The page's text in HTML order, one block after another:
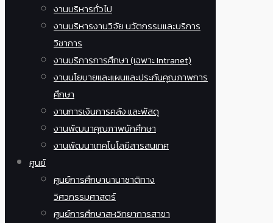
งานบริหารทั่วไป
งานบริหารงานวิจัย นวัตกรรมและบริการ
วิชาการ
งานบริการการศึกษา (เฉพาะ Intranet)
งานนโยบายและแผนและประกันคุณภาพการ
ศึกษา
งานการเงินการคลัง และพัสดุ
งานพัฒนาคุณภาพนักศึกษา
งานพัฒนาเทคโนโลยีสารสนเทศ
ศูนย์
ศูนย์การศึกษานานาชาติทาง
วิศวกรรมศาสตร์
ศูนย์การศึกษาสหวิทยาการสาขา